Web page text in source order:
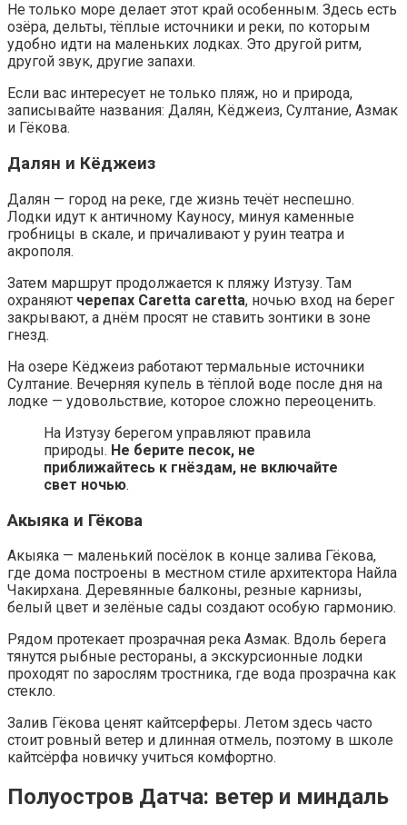
Не только море делает этот край особенным. Здесь есть
озёра, дельты, тёплые источники и реки, по которым
удобно идти на маленьких лодках. Это другой ритм,
другой звук, другие запахи.
Если вас интересует не только пляж, но и природа,
записывайте названия: Далян, Кёджеиз, Султание, Азмак
и Гёкова.
Далян и Кёджеиз
Далян — город на реке, где жизнь течёт неспешно.
Лодки идут к античному Кауносу, минуя каменные
гробницы в скале, и причаливают у руин театра и
акрополя.
Затем маршрут продолжается к пляжу Изтузу. Там
охраняют черепах Caretta caretta, ночью вход на берег
закрывают, а днём просят не ставить зонтики в зоне
гнезд.
На озере Кёджеиз работают термальные источники
Султание. Вечерняя купель в тёплой воде после дня на
лодке — удовольствие, которое сложно переоценить.
На Изтузу берегом управляют правила
природы. Не берите песок, не
приближайтесь к гнёздам, не включайте
свет ночью.
Акыяка и Гёкова
Акыяка — маленький посёлок в конце залива Гёкова,
где дома построены в местном стиле архитектора Найла
Чакирхана. Деревянные балконы, резные карнизы,
белый цвет и зелёные сады создают особую гармонию.
Рядом протекает прозрачная река Азмак. Вдоль берега
тянутся рыбные рестораны, а экскурсионные лодки
проходят по зарослям тростника, где вода прозрачна как
стекло.
Залив Гёкова ценят кайтсерферы. Летом здесь часто
стоит ровный ветер и длинная отмель, поэтому в школе
кайтсёрфа новичку учиться комфортно.
Полуостров Датча: ветер и миндаль